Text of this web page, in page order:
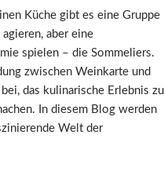
Küche gibt es eine Gruppe
aber eine
spielen – die Sommeliers.
zwischen Weinkarte und
das kulinarische Erlebnis zu
In diesem Blog werden
Welt der